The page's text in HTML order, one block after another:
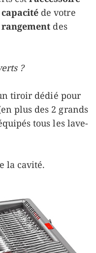
de votre
des
?
tiroir dédié pour
plus des 2 grands
tous les lave-
la cavité.